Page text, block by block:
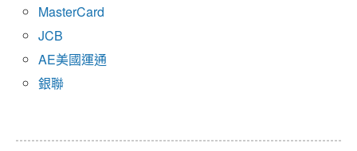
MasterCard
JCB
AE美國運通
銀聯